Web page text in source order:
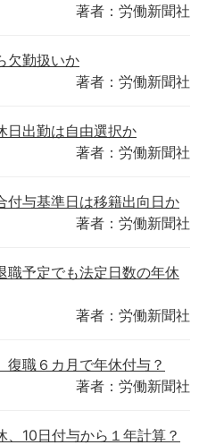
著者：労働新聞社
欠勤扱いか
著者：労働新聞社
日出勤は自由選択か
著者：労働新聞社
付与基準日は移籍出向日か
著者：労働新聞社
職予定でも法定日数の年休
著者：労働新聞社
職６カ月で年休付与？
著者：労働新聞社
、10日付与から１年計算？